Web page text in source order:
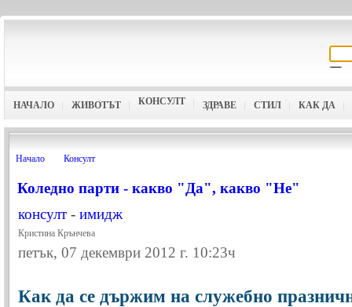
НАЧАЛО ЖИВОТЪТ КОНСУЛТ ЗДРАВЕ СТИЛ КАК ДА
Начало Консулт
Коледно парти - какво "Да", какво "Не"
консулт - имидж
Кристина Крънчева
петък, 07 декември 2012 г. 10:23ч
Как да се държим на служебно